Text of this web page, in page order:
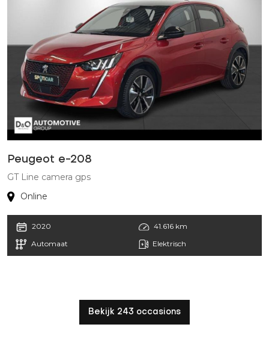
Peugeot e-208
GT Line camera gps
Online
2020
41.616 km
Automaat
Elektrisch
Bekijk 243 occasions